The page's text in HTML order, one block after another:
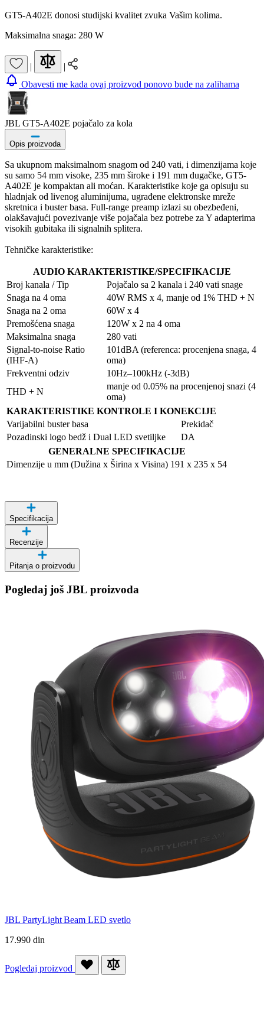
GT5-A402E donosi studijski kvalitet zvuka Vašim kolima.
Maksimalna snaga: 280 W
|
|
Obavesti me kada ovaj proizvod ponovo bude na zalihama
JBL GT5-A402E pojačalo za kola
Opis proizvoda
Sa ukupnom maksimalnom snagom od 240 vati, i dimenzijama koje
su samo 54 mm visoke, 235 mm široke i 191 mm dugačke, GT5-
A402E je kompaktan ali moćan. Karakteristike koje ga opisuju su
hladnjak od livenog aluminijuma, ugrađene elektronske mreže
skretnica i buster basa. Full-range preamp izlazi su obezbeđeni,
olakšavajući povezivanje više pojačala bez potrebe za Y adapterima
visokih gubitaka ili signalnih splitera.
Tehničke karakteristike:
AUDIO KARAKTERISTIKE/SPECIFIKACIJE
Broj kanala / Tip
Pojačalo sa 2 kanala i 240 vati snage
Snaga na 4 oma
40W RMS x 4, manje od 1% THD + N
Snaga na 2 oma
60W x 4
Premošćena snaga
120W x 2 na 4 oma
Maksimalna snaga
280 vati
Signal-to-noise Ratio
(IHF-A)
101dBA (referenca: procenjena snaga, 4
oma)
Frekventni odziv
10Hz–100kHz (-3dB)
THD + N
manje od 0.05% na procenjenoj snazi (4
oma)
KARAKTERISTIKE KONTROLE I KONEKCIJE
Varijabilni buster basa
Prekidač
Pozadinski logo bedž i Dual LED svetiljke
DA
GENERALNE SPECIFIKACIJE
Dimenzije u mm (Dužina x Širina x Visina) 191 x 235 x 54
Specifikacija
Recenzije
Pitanja o proizvodu
Pogledaj još JBL proizvoda
JBL PartyLight Beam LED svetlo
17.990 din
Pogledaj proizvod